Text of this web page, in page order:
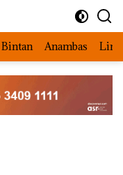
Bintan Anambas